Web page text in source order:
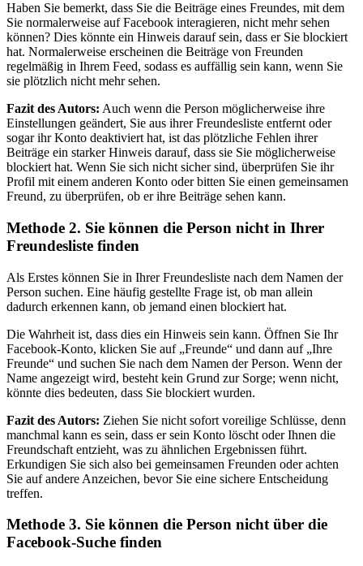
Haben Sie bemerkt, dass Sie die Beiträge eines Freundes, mit dem
Sie normalerweise auf Facebook interagieren, nicht mehr sehen
können? Dies könnte ein Hinweis darauf sein, dass er Sie blockiert
hat. Normalerweise erscheinen die Beiträge von Freunden
regelmäßig in Ihrem Feed, sodass es auffällig sein kann, wenn Sie
sie plötzlich nicht mehr sehen.
Fazit des Autors: Auch wenn die Person möglicherweise ihre
Einstellungen geändert, Sie aus ihrer Freundesliste entfernt oder
sogar ihr Konto deaktiviert hat, ist das plötzliche Fehlen ihrer
Beiträge ein starker Hinweis darauf, dass sie Sie möglicherweise
blockiert hat. Wenn Sie sich nicht sicher sind, überprüfen Sie ihr
Profil mit einem anderen Konto oder bitten Sie einen gemeinsamen
Freund, zu überprüfen, ob er ihre Beiträge sehen kann.
Methode 2. Sie können die Person nicht in Ihrer
Freundesliste finden
Als Erstes können Sie in Ihrer Freundesliste nach dem Namen der
Person suchen. Eine häufig gestellte Frage ist, ob man allein
dadurch erkennen kann, ob jemand einen blockiert hat.
Die Wahrheit ist, dass dies ein Hinweis sein kann. Öffnen Sie Ihr
Facebook-Konto, klicken Sie auf „Freunde“ und dann auf „Ihre
Freunde“ und suchen Sie nach dem Namen der Person. Wenn der
Name angezeigt wird, besteht kein Grund zur Sorge; wenn nicht,
könnte dies bedeuten, dass Sie blockiert wurden.
Fazit des Autors: Ziehen Sie nicht sofort voreilige Schlüsse, denn
manchmal kann es sein, dass er sein Konto löscht oder Ihnen die
Freundschaft entzieht, was zu ähnlichen Ergebnissen führt.
Erkundigen Sie sich also bei gemeinsamen Freunden oder achten
Sie auf andere Anzeichen, bevor Sie eine sichere Entscheidung
treffen.
Methode 3. Sie können die Person nicht über die
Facebook-Suche finden